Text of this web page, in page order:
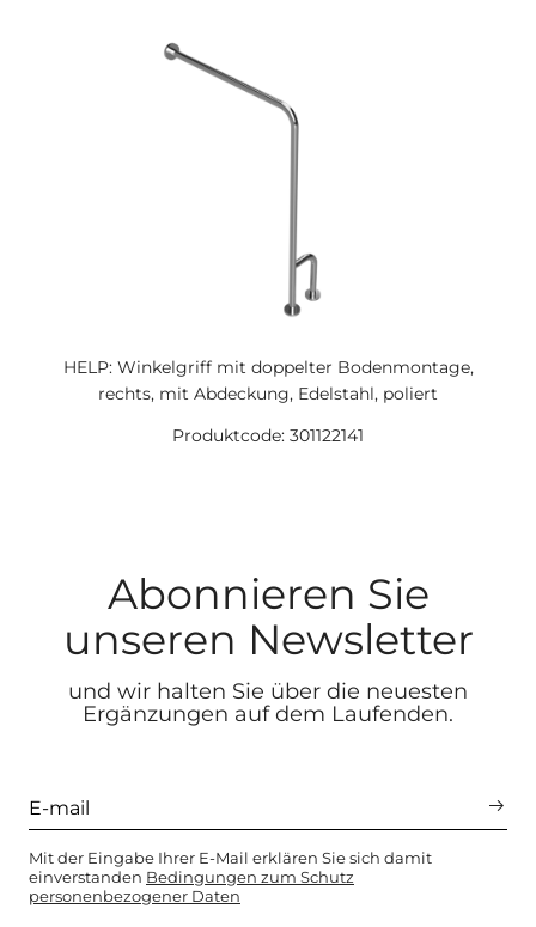
HELP: Winkelgriff mit doppelter Bodenmontage,
rechts, mit Abdeckung, Edelstahl, poliert
Produktcode: 301122141
Abonnieren Sie
unseren Newsletter
und wir halten Sie über die neuesten
Ergänzungen auf dem Laufenden.
Mit der Eingabe Ihrer E-Mail erklären Sie sich damit
einverstanden Bedingungen zum Schutz
personenbezogener Daten